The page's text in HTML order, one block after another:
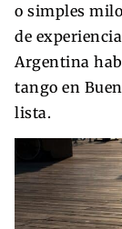
o simples
de
Argentina
tango en
lista.